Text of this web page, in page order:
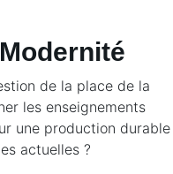
de la place de la
les enseignements
une production durable
actuelles ?